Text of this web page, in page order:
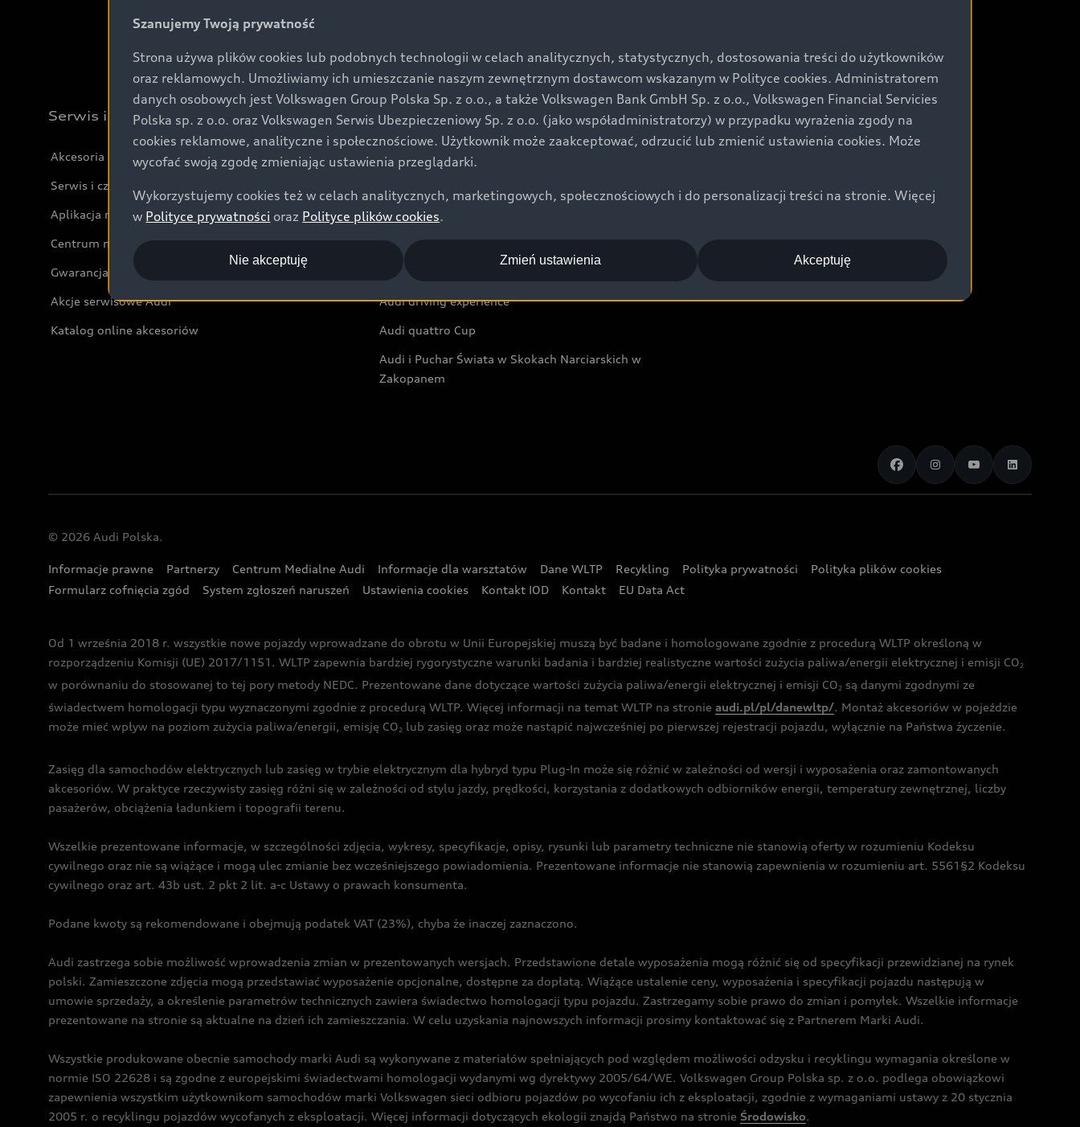
Audi exclusive
Serwis i akcesoria
Akcesoria
Serwis i części
Aplikacja myAudi i usługi cyfrowe
Centrum napraw powypadkowych
Gwarancja
Akcje serwisowe Audi
Katalog online akcesoriów
Świat Audi
Aktualności i historie postępu
Audi Nuvolari
Audi Sport Festiwal
Audi i Muzeum Sztuki Nowoczesnej w Warszawie
Audi driving experience
Audi quattro Cup
Audi i Puchar Świata w Skokach Narciarskich w
Zakopanem
© 2026 Audi Polska.
Informacje prawne Partnerzy Centrum Medialne Audi Informacje dla warsztatów Dane WLTP Recykling Polityka prywatności
Polityka plików cookies
Formularz cofnięcia zgód
System zgłoszeń naruszeń Ustawienia cookies Kontakt IOD Kontakt EU Data Act
Od 1 września 2018 r. wszystkie nowe pojazdy wprowadzane do obrotu w Unii Europejskiej muszą być badane i homologowane zgodnie z procedurą WLTP określoną w
rozporządzeniu Komisji (UE) 2017/1151. WLTP zapewnia bardziej rygorystyczne warunki badania i bardziej realistyczne wartości zużycia paliwa/energii elektrycznej i emisji CO2
w porównaniu do stosowanej to tej pory metody NEDC. Prezentowane dane dotyczące wartości zużycia paliwa/energii elektrycznej i emisji CO2 są danymi zgodnymi ze
świadectwem homologacji typu wyznaczonymi zgodnie z procedurą WLTP. Więcej informacji na temat WLTP na stronie audi.pl/pl/danewltp/. Montaż akcesoriów w pojeździe
może mieć wpływ na poziom zużycia paliwa/energii, emisję CO2 lub zasięg oraz może nastąpić najwcześniej po pierwszej rejestracji pojazdu, wyłącznie na Państwa życzenie.
Zasięg dla samochodów elektrycznych lub zasięg w trybie elektrycznym dla hybryd typu Plug-In może się różnić w zależności od wersji i wyposażenia oraz zamontowanych
akcesoriów. W praktyce rzeczywisty zasięg różni się w zależności od stylu jazdy, prędkości, korzystania z dodatkowych odbiorników energii, temperatury zewnętrznej, liczby
pasażerów, obciążenia ładunkiem i topografii terenu.
Wszelkie prezentowane informacje, w szczególności zdjęcia, wykresy, specyfikacje, opisy, rysunki lub parametry techniczne nie stanowią oferty w rozumieniu Kodeksu
cywilnego oraz nie są wiążące i mogą ulec zmianie bez wcześniejszego powiadomienia. Prezentowane informacje nie stanowią zapewnienia w rozumieniu art. 5561§2 Kodeksu
cywilnego oraz art. 43b ust. 2 pkt 2 lit. a-c Ustawy o prawach konsumenta.
Podane kwoty są rekomendowane i obejmują podatek VAT (23%), chyba że inaczej zaznaczono.
Audi zastrzega sobie możliwość wprowadzenia zmian w prezentowanych wersjach. Przedstawione detale wyposażenia mogą różnić się od specyfikacji przewidzianej na rynek
polski. Zamieszczone zdjęcia mogą przedstawiać wyposażenie opcjonalne, dostępne za dopłatą. Wiążące ustalenie ceny, wyposażenia i specyfikacji pojazdu następują w
umowie sprzedaży, a określenie parametrów technicznych zawiera świadectwo homologacji typu pojazdu. Zastrzegamy sobie prawo do zmian i pomyłek. Wszelkie informacje
prezentowane na stronie są aktualne na dzień ich zamieszczania. W celu uzyskania najnowszych informacji prosimy kontaktować się z Partnerem Marki Audi.
Wszystkie produkowane obecnie samochody marki Audi są wykonywane z materiałów spełniających pod względem możliwości odzysku i recyklingu wymagania określone w
normie ISO 22628 i są zgodne z europejskimi świadectwami homologacji wydanymi wg dyrektywy 2005/64/WE. Volkswagen Group Polska sp. z o.o. podlega obowiązkowi
zapewnienia wszystkim użytkownikom samochodów marki Volkswagen sieci odbioru pojazdów po wycofaniu ich z eksploatacji, zgodnie z wymaganiami ustawy z 20 stycznia
2005 r. o recyklingu pojazdów wycofanych z eksploatacji. Więcej informacji dotyczących ekologii znajdą Państwo na stronie Środowisko.
Szanujemy Twoją prywatność
Strona używa plików cookies lub podobnych technologii w celach analitycznych, statystycznych, dostosowania treści do użytkowników
oraz reklamowych. Umożliwiamy ich umieszczanie naszym zewnętrznym dostawcom wskazanym w Polityce cookies. Administratorem
danych osobowych jest Volkswagen Group Polska Sp. z o.o., a także Volkswagen Bank GmbH Sp. z o.o., Volkswagen Financial Servicies
Polska sp. z o.o. oraz Volkswagen Serwis Ubezpieczeniowy Sp. z o.o. (jako współadministratorzy) w przypadku wyrażenia zgody na
cookies reklamowe, analityczne i społecznościowe. Użytkownik może zaakceptować, odrzucić lub zmienić ustawienia cookies. Może
wycofać swoją zgodę zmieniając ustawienia przeglądarki.
Wykorzystujemy cookies też w celach analitycznych, marketingowych, społecznościowych i do personalizacji treści na stronie. Więcej
w Polityce prywatności oraz Polityce plików cookies.
Akceptuję
Nie akceptuję Zmień ustawienia